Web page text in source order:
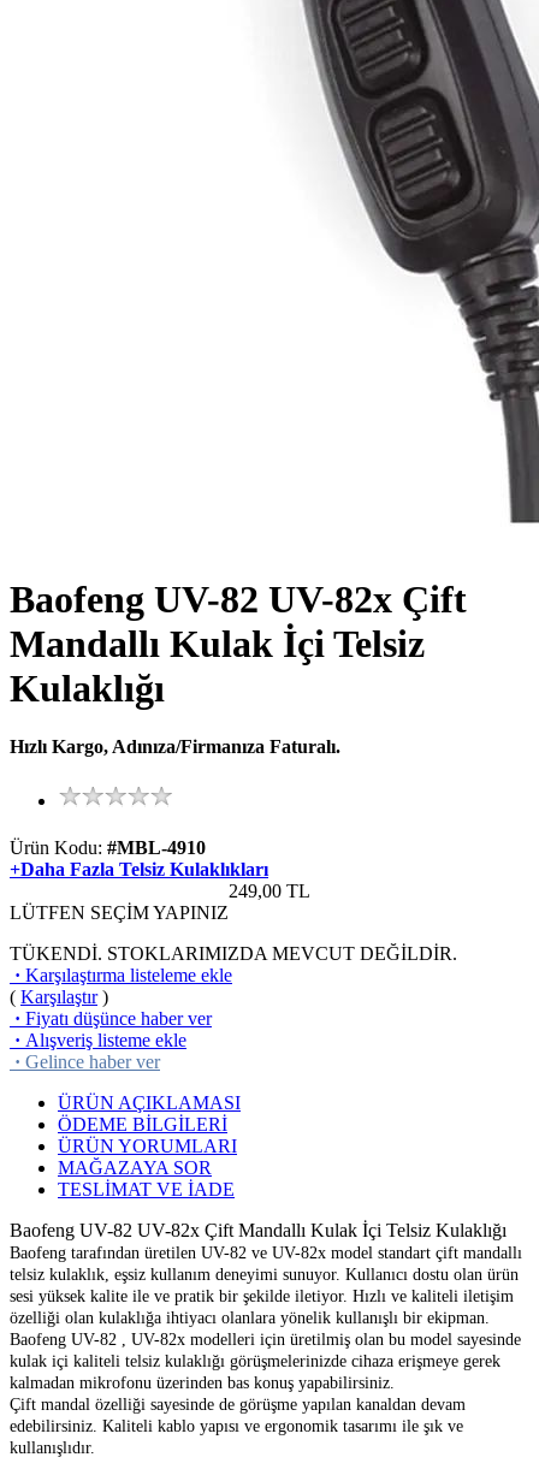
Baofeng UV-82 UV-82x Çift
Mandallı Kulak İçi Telsiz
Kulaklığı
Hızlı Kargo, Adınıza/Firmanıza Faturalı.
Ürün Kodu: #MBL-4910
+Daha Fazla Telsiz Kulaklıkları
249,00 TL
LÜTFEN SEÇİM YAPINIZ
TÜKENDİ. STOKLARIMIZDA MEVCUT DEĞİLDİR.
· Karşılaştırma listeleme ekle
( Karşılaştır)
· Fiyatı düşünce haber ver
· Alışveriş listeme ekle
· Gelince haber ver
ÜRÜN AÇIKLAMASI
ÖDEME BİLGİLERİ
ÜRÜN YORUMLARI
MAĞAZAYA SOR
TESLİMAT VE İADE
Baofeng UV-82 UV-82x Çift Mandallı Kulak İçi Telsiz Kulaklığı
Baofeng tarafından üretilen UV-82 ve UV-82x model standart çift mandallı
telsiz kulaklık, eşsiz kullanım deneyimi sunuyor. Kullanıcı dostu olan ürün
sesi yüksek kalite ile ve pratik bir şekilde iletiyor. Hızlı ve kaliteli iletişim
özelliği olan kulaklığa ihtiyacı olanlara yönelik kullanışlı bir ekipman.
Baofeng UV-82 , UV-82x modelleri için üretilmiş olan bu model sayesinde
kulak içi kaliteli telsiz kulaklığı görüşmelerinizde cihaza erişmeye gerek
kalmadan mikrofonu üzerinden bas konuş yapabilirsiniz.
Çift mandal özelliği sayesinde de görüşme yapılan kanaldan devam
edebilirsiniz. Kaliteli kablo yapısı ve ergonomik tasarımı ile şık ve
kullanışlıdır.